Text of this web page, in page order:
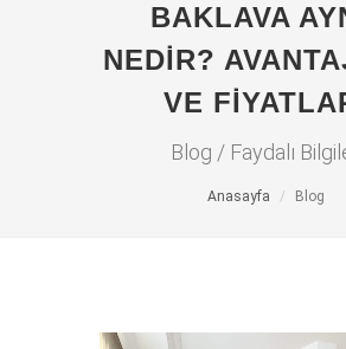
BAKLAVA
NEDIR?
VE
Blog / Faydalı
Anasayfa Blog